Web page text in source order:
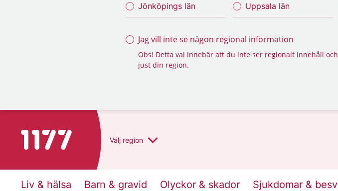
Jönköpings län Uppsala län
Jag vill inte se någon regional information
Obs! Detta val innebär att du inte ser regionalt innehåll
just din region.
Till startsidan för 1177 Välj region
Liv & hälsa Barn & gravid Olyckor & skador Sjukdomar &